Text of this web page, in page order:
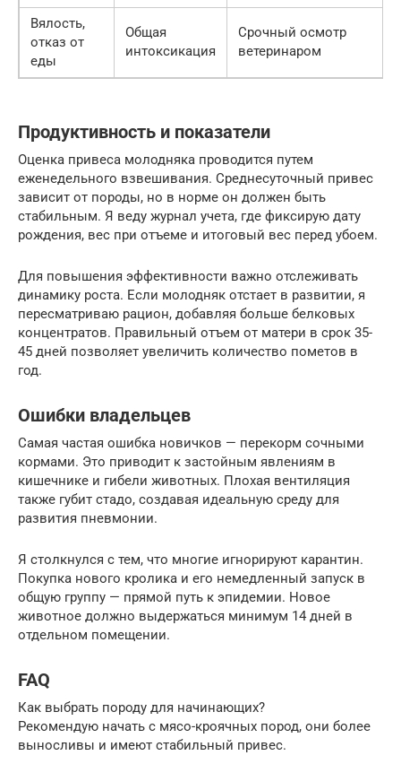
Вялость,
отказ от
еды
Общая
интоксикация
Срочный осмотр
ветеринаром
Продуктивность и показатели
Оценка привеса молодняка проводится путем
еженедельного взвешивания. Среднесуточный привес
зависит от породы, но в норме он должен быть
стабильным. Я веду журнал учета, где фиксирую дату
рождения, вес при отъеме и итоговый вес перед убоем.
Для повышения эффективности важно отслеживать
динамику роста. Если молодняк отстает в развитии, я
пересматриваю рацион, добавляя больше белковых
концентратов. Правильный отъем от матери в срок 35-
45 дней позволяет увеличить количество пометов в
год.
Ошибки владельцев
Самая частая ошибка новичков — перекорм сочными
кормами. Это приводит к застойным явлениям в
кишечнике и гибели животных. Плохая вентиляция
также губит стадо, создавая идеальную среду для
развития пневмонии.
Я столкнулся с тем, что многие игнорируют карантин.
Покупка нового кролика и его немедленный запуск в
общую группу — прямой путь к эпидемии. Новое
животное должно выдержаться минимум 14 дней в
отдельном помещении.
FAQ
Как выбрать породу для начинающих?
Рекомендую начать с мясо-кроячных пород, они более
выносливы и имеют стабильный привес.